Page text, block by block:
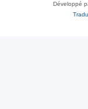
Développé